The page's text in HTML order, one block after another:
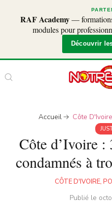
RAF Academy—
modules pour
Découvrir
Accueil Côte D'Ivoire
Côte d’Ivoire :
condamnés à
CÔTE D'IVOIRE,
Publié le